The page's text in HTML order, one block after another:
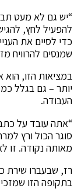
“יש גם לא מעט
להפעיל לחץ,
כדי לסיים את
שמנסים להרוויח
במציאות הזו, הוא
יותר – גם בגלל
העבודה.
“אתה עובד על
סוגר הכול ורץ
מאותה נקודה. זו
רז, שבעברו שירת
בתקופה הזו